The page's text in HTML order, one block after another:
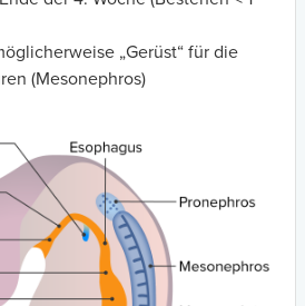
„Gerüst“ für die
(Mesonephros)